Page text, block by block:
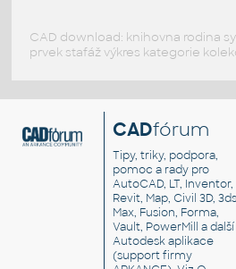
CAD download: knihovna rodina
prvek stafáž výkres kategorie
CADfórum
Tipy, triky, podpora,
pomoc a rady pro
AutoCAD, LT, Inventor,
Revit, Map, Civil 3D, 3ds
Max, Fusion, Forma,
Vault, PowerMill a další
Autodesk aplikace
(support firmy